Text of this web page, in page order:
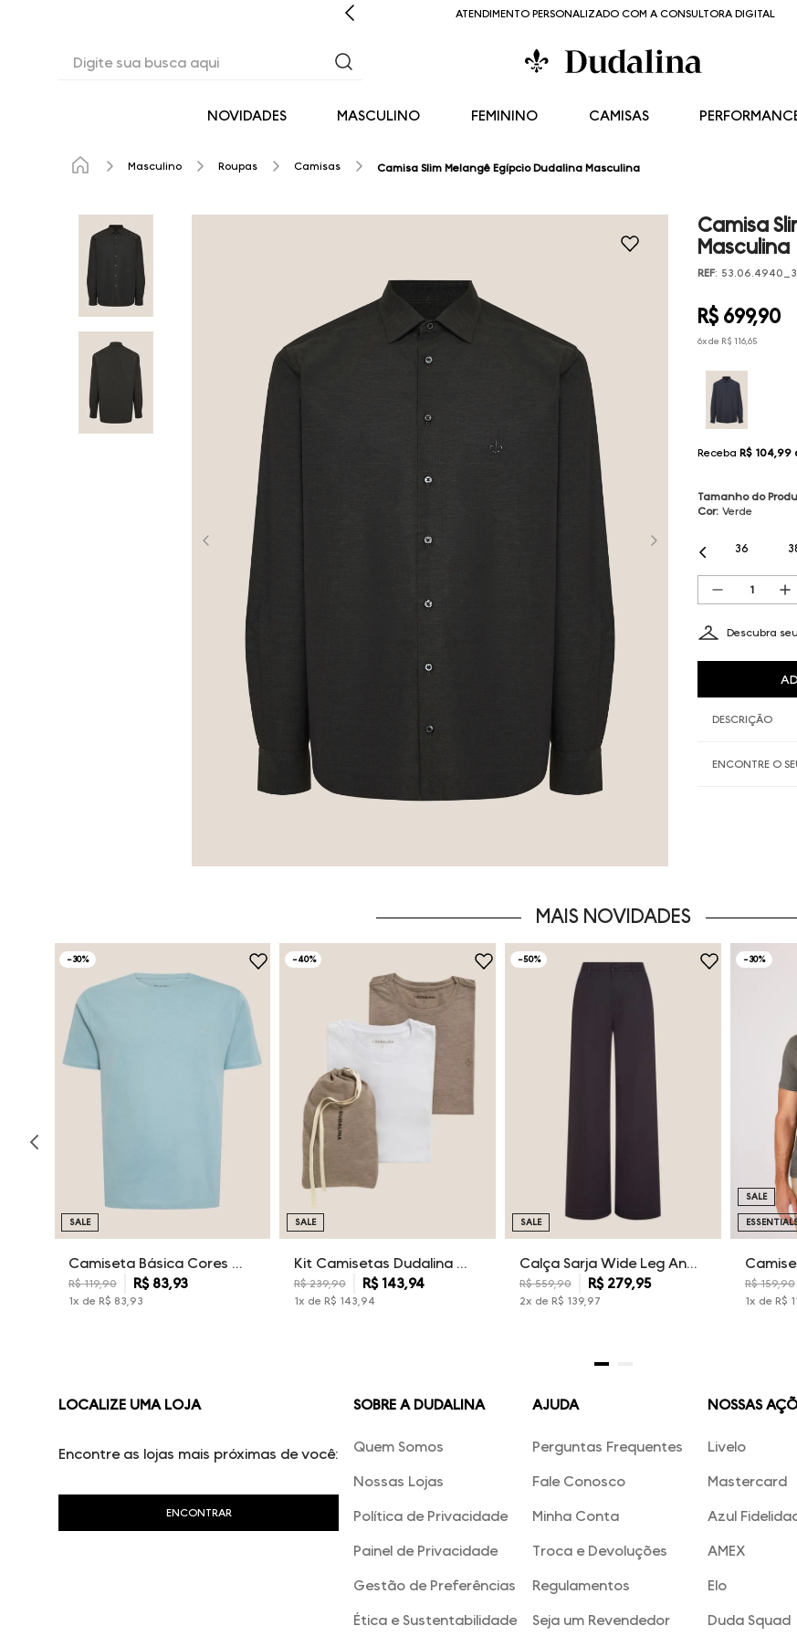
ATENDIMENTO PERSONALIZADO COM A CONSULTORA DIGITAL
NOVIDADES MASCULINO FEMININO CAMISAS
Masculino Roupas Camisas Camisa Slim Melangê Egípcio Dudalina Masculina
Camisa
Masculina
REF:
R$ 699,90
6x de R$ 116,65
Receba R$ 104,99
Tamanho do
Cor: Verde
36
Descubra
DESCRIÇÃO
ENCONTRE O
MAIS NOVIDADES
-30%
Camiseta Básica Cores Dudalina Masculina
R$ 119,90 R$ 83,93
1x de R$ 83 93
SALE
-40%
Kit Camisetas Dudalina Masculina
R$ 239,90 R$ 143,94
1x de R$ 143 94
SALE
-50%
Calça Sarja Wide Leg Ana Dudalina Feminina
R$ 559,90 R$ 279,95
2x de R$ 139, 97
SALE
-30%
R$ 159,90
1x de R$
SALE
LOCALIZE UMA LOJA
Encontre as lojas mais próximas de você:
SOBRE A DUDALINA
Quem Somos
Nossas Lojas
Política de Privacidade
Painel de Privacidade
Gestão de Preferências
Ética e Sustentabilidade
AJUDA
Perguntas Frequentes
Fale Conosco
Minha Conta
Troca e Devoluções
Regulamentos
Seja um Revendedor
NOSSAS
Livelo
Mastercard
Azul
AMEX
Elo
Duda Squad